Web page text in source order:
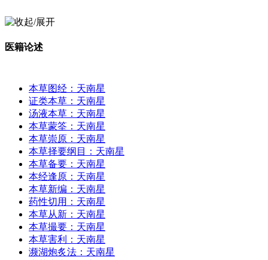
医籍论述
本草图经：天南星
证类本草：天南星
汤液本草：天南星
本草蒙筌：天南星
本草崇原：天南星
本草择要纲目：天南星
本草备要：天南星
本经逢原：天南星
本草新编：天南星
药性切用：天南星
本草从新：天南星
本草撮要：天南星
本草害利：天南星
濒湖炮炙法：天南星